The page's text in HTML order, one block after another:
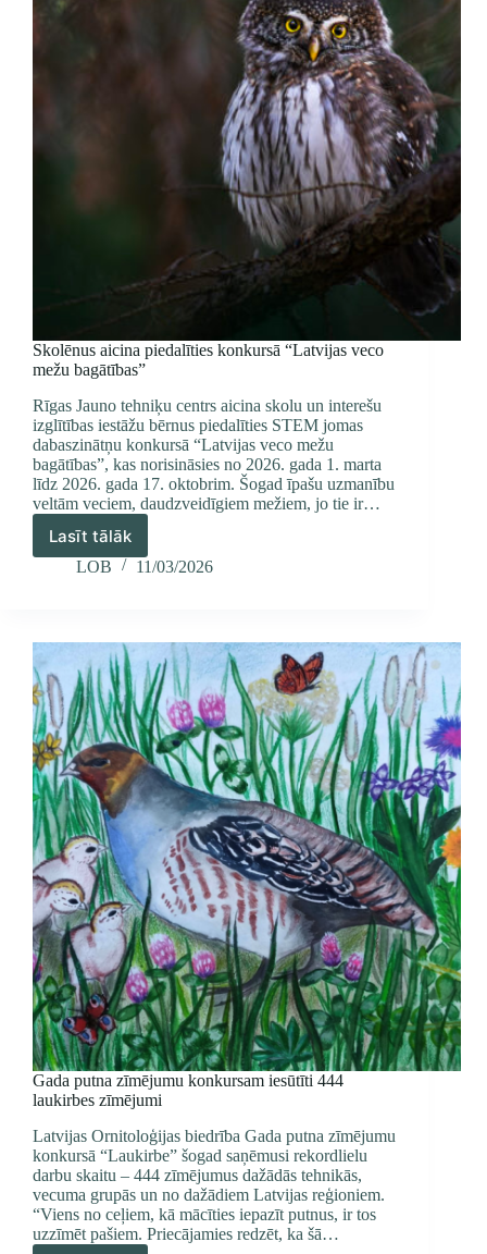
Skolēnus aicina piedalīties konkursā “Latvijas veco
mežu bagātības”
Rīgas Jauno tehniķu centrs aicina skolu un interešu
izglītības iestāžu bērnus piedalīties STEM jomas
dabaszinātņu konkursā “Latvijas veco mežu
bagātības”, kas norisināsies no 2026. gada 1. marta
līdz 2026. gada 17. oktobrim. Šogad īpašu uzmanību
veltām veciem, daudzveidīgiem mežiem, jo tie ir…
Lasīt tālāk
Skolēnus
aicina
veco
mežu
bagātības”
LOB 11/03/2026
Gada putna zīmējumu konkursam iesūtīti 444
laukirbes zīmējumi
Latvijas Ornitoloģijas biedrība Gada putna zīmējumu
konkursā “Laukirbe” šogad saņēmusi rekordlielu
darbu skaitu – 444 zīmējumus dažādās tehnikās,
vecuma grupās un no dažādiem Latvijas reģioniem.
“Viens no ceļiem, kā mācīties iepazīt putnus, ir tos
uzzīmēt pašiem. Priecājamies redzēt, ka šā…